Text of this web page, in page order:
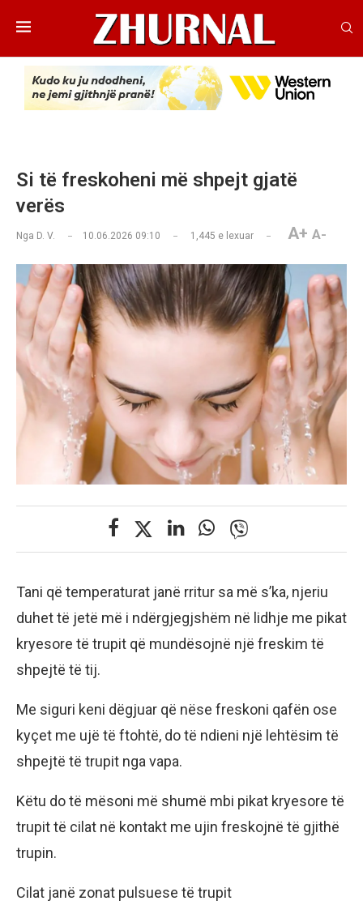
Si të freskoheni më shpejt gjatë
verës
Nga D. V. 10.06.2026 09:10 1,445 e lexuar A+ A-
Tani që temperaturat janë rritur sa më s’ka, njeriu
duhet të jetë më i ndërgjegjshëm në lidhje me pikat
kryesore të trupit që mundësojnë një freskim të
shpejtë të tij.
Me siguri keni dëgjuar që nëse freskoni qafën ose
kyçet me ujë të ftohtë, do të ndieni një lehtësim të
shpejtë të trupit nga vapa.
Këtu do të mësoni më shumë mbi pikat kryesore të
trupit të cilat në kontakt me ujin freskojnë të gjithë
trupin.
Cilat janë zonat pulsuese të trupit